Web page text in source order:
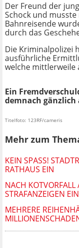
Der Freund der
Schock und
Bahnreisende
durch das
Die Kriminalpolizei
ausführliche
welche mittlerweile
Ein
demnach gänzlich
Titelfoto: 123RF/cameris
Mehr zum
KEIN SPASS!
ATHAUS EIN
NACH
STRAFANZEIGEN
MEHRERE